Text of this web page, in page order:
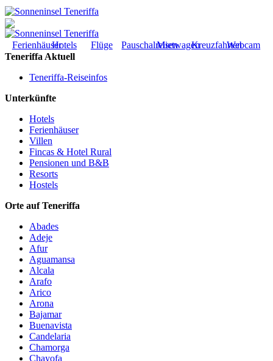
FerienhäuserHotels Flüge PauschalreisenMietwagenKreuzfahrtenWebcam
Teneriffa Aktuell
Teneriffa-Reiseinfos
Unterkünfte
Hotels
Ferienhäuser
Villen
Fincas & Hotel Rural
Pensionen und B&B
Resorts
Hostels
Orte auf Teneriffa
Abades
Adeje
Afur
Aguamansa
Alcala
Arafo
Arico
Arona
Bajamar
Buenavista
Candelaria
Chamorga
Chayofa